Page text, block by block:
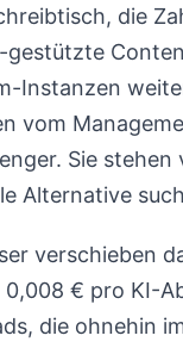
die
Instanzen
vom
Sie
Alternative
verschieben
€ pro KI-
die ohnehin